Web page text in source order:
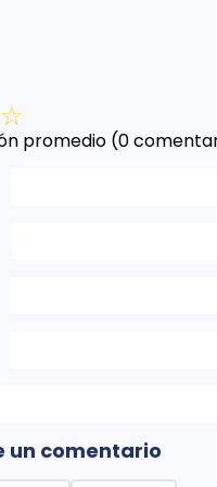
☆
promedio (0
un comentario